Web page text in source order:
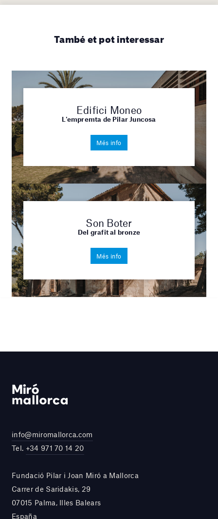
També et pot interessar
Edifici Moneo
L'empremta de Pilar Juncosa
Més info
Son Boter
Del grafit al bronze
Més info
info@miromallorca.com
Tel. +34 971 70 14 20
Fundació Pilar i Joan Miró a Mallorca
Carrer de Saridakis, 29
07015 Palma, Illes Balears
España